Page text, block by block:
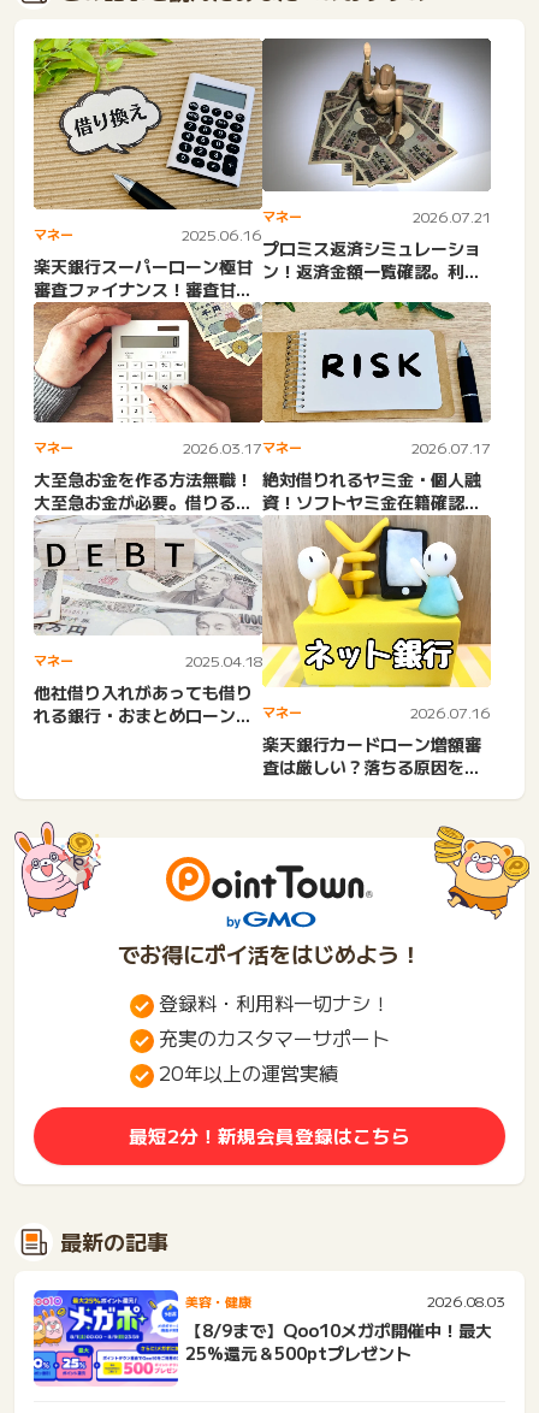
マネー 2025.06.16
楽天銀行スーパーローン極甘
審査ファイナンス！審査甘い
は誤解で嘘。口コミはやば
い...
マネー 2026.07.21
プロミス返済シミュレーショ
ン！返済金額一覧確認。利息
法。...
マネー 2026.03.17
大至急お金を作る方法無職！
大至急お金が必要。借りる以
外でお金を作る。即金・無
審...
マネー 2026.07.17
絶対借りれるヤミ金・個人融
資！ソフトヤミ金在籍確認な
しLINE完結の怖さ。無職...
マネー 2025.04.18
他社借り入れがあっても借り
れる銀行・おまとめローン！
マネー 2026.07.16
楽天銀行カードローン増額審
査は厳しい？落ちる原因を知
でお得にポイ活をはじめよう！
登録料・利用料一切ナシ！
充実のカスタマーサポート
20年以上の運営実績
最短2分！新規会員登録はこちら
最新の記事
美容・健康 2026.08.03
【8/9まで】Qoo10メガポ開催中！最大
25%還元＆500ptプレゼント